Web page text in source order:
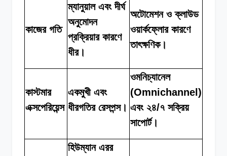
কাজের গতি
ম্যানুয়াল এবং দীর্ঘ
অনুমোদন
প্রক্রিয়ার কারণে
ধীর।
অটোমেশন ও ক্লাউড
ওয়ার্কফ্লোর কারণে
তাৎক্ষণিক।
কাস্টমার
এক্সপেরিয়েন্স
একমুখী এবং
ধীরগতির রেসপন্স।
ওমনিচ্যানেল
(Omnichannel)
এবং ২৪/৭ সক্রিয়
সাপোর্ট।
হিউম্যান এরর